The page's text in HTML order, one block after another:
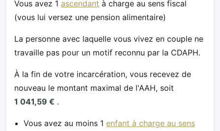
Vous avez 1 ascendant à charge au sens fiscal
(vous lui versez une pension alimentaire)
La personne avec laquelle vous vivez en couple ne
travaille pas pour un motif reconnu par la CDAPH.
À la fin de votre incarcération, vous recevez de
nouveau le montant maximal de l'AAH, soit
1 041,59 € .
Vous avez au moins 1enfant à charge au sens